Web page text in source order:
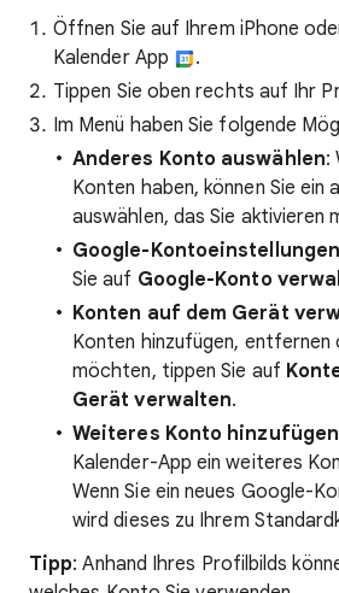
Öffnen Sie auf Ihrem iPhone
Kalender App
.
Tippen Sie oben rechts auf Ihr
Im Menü haben Sie folgende
Anderes Konto auswählen:
Konten haben, können Sie ein
auswählen, das Sie aktivieren
Google-
Sie auf Google-Konto
Konten auf dem Gerät
Konten hinzufügen, entfernen
möchten, tippen Sie auf
Gerät verwalten.
Weiteres Konto
Kalender-App ein weiteres
Wenn Sie ein neues Google-
wird dieses zu Ihrem
Tipp: Anhand Ihres Profilbilds